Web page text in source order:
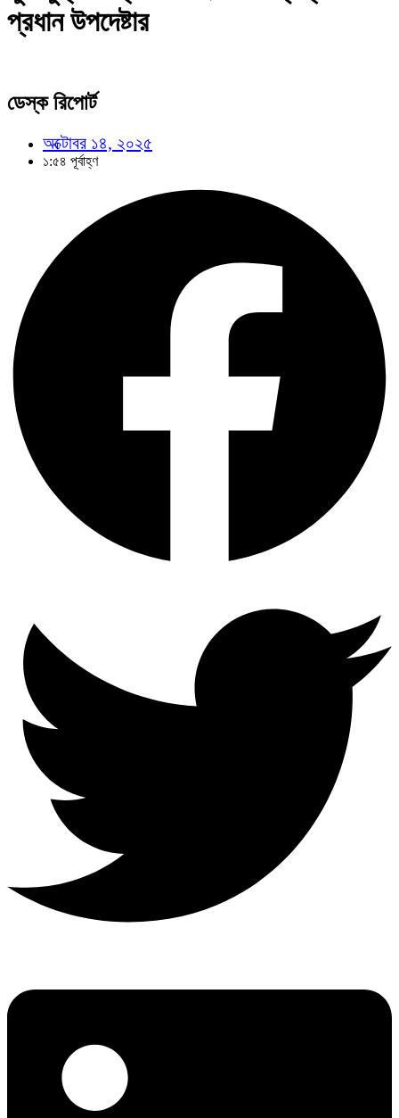
প্রধান উপদেষ্টার
ডেস্ক রিপোর্ট
অক্টোবর ১৪, ২০২৫
১:৫৪ পূর্বাহ্ণ